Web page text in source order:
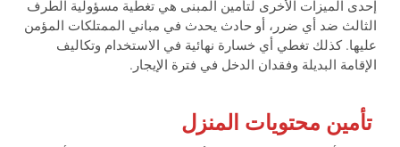
إحدى الميزات الأخرى لتأمين المبنى هي تغطية مسؤولية الطرف
الثالث ضد أي ضرر، أو حادث يحدث في مباني الممتلكات المؤمن
عليها. كذلك تغطي أي خسارة نهائية في الاستخدام وتكاليف
الإقامة البديلة وفقدان الدخل في فترة الإيجار.
تأمين محتويات المنزل